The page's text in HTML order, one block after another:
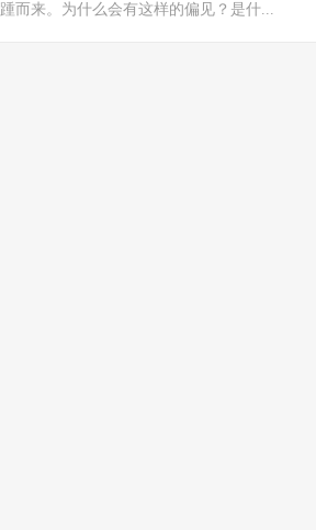
踵而来。为什么会有这样的偏见？是什...